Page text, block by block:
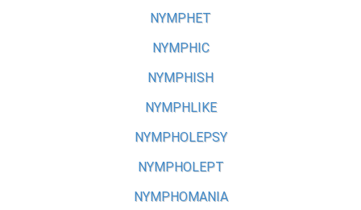
NYMPHET
NYMPHIC
NYMPHISH
NYMPHLIKE
NYMPHOLEPSY
NYMPHOLEPT
NYMPHOMANIA